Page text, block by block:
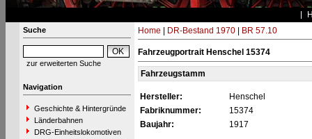
Suche
zur erweiterten Suche
Navigation
Geschichte & Hintergründe
Länderbahnen
DRG-Einheitslokomotiven
Home DR-Bestand 1970| BR 57.10
Fahrzeugportrait Henschel 15374
Fahrzeugstamm
Hersteller:
Henschel
Fabriknummer:
15374
Baujahr:
1917